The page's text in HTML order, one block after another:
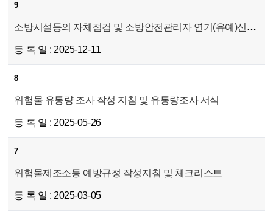
9
소방시설등의 자체점검 및 소방안전관리자 연기(유예)신청서
2025-12-11
8
위험물 유통량 조사 작성 지침 및 유통량조사 서식
2025-05-26
7
위험물제조소등 예방규정 작성지침 및 체크리스트
2025-03-05